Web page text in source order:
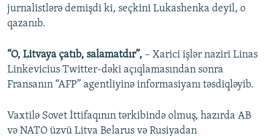
jurnalistlərə demişdi ki, seçkini Lukashenka deyil, o
qazanıb.
“O, Litvaya çatıb, salamatdır”, – Xarici işlər naziri Linas
Linkevicius Twitter-dəki açıqlamasından sonra
Fransanın “AFP” agentliyinə informasiyanı təsdiqləyib.
Vaxtilə Sovet İttifaqının tərkibində olmuş, hazırda AB
və NATO üzvü Litva Belarus və Rusiyadan